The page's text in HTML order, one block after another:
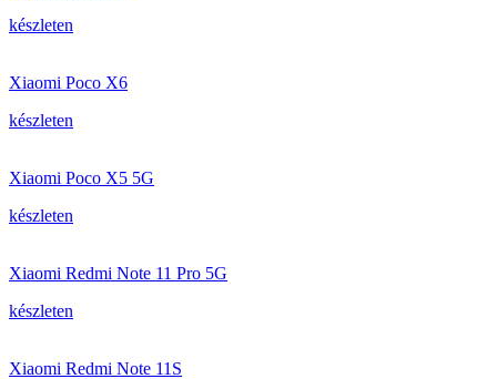
készleten
Xiaomi Poco X6
készleten
Xiaomi Poco X5 5G
készleten
Xiaomi Redmi Note 11 Pro 5G
készleten
Xiaomi Redmi Note 11S